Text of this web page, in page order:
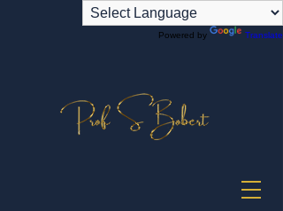
Powered by Translate